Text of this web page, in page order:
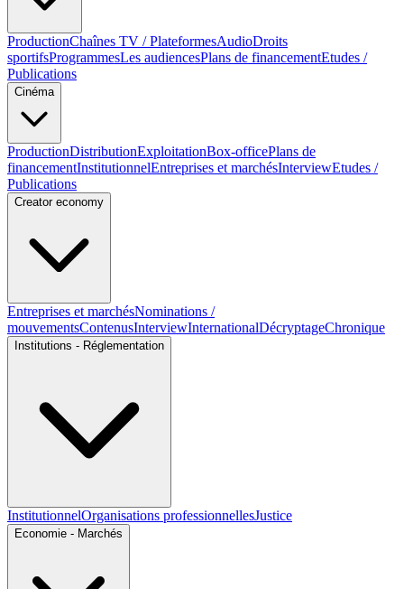
ProductionChaînes TV / PlateformesAudioDroits
sportifsProgrammesLes audiencesPlans de financementEtudes /
Publications
Cinéma
ProductionDistributionExploitationBox-officePlans de
financementInstitutionnelEntreprises et marchésInterviewEtudes /
Publications
Creator economy
Entreprises et marchésNominations /
mouvementsContenusInterviewInternationalDécryptageChronique
Institutions - Réglementation
InstitutionnelOrganisations professionnellesJustice
Economie - Marchés